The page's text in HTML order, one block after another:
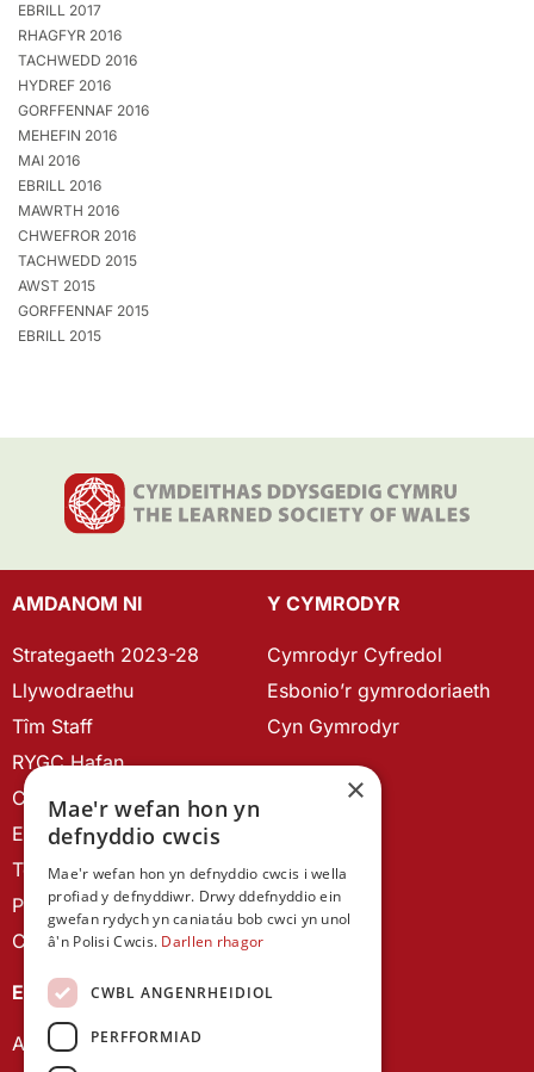
EBRILL 2017
RHAGFYR 2016
TACHWEDD 2016
HYDREF 2016
GORFFENNAF 2016
MEHEFIN 2016
MAI 2016
EBRILL 2016
MAWRTH 2016
CHWEFROR 2016
TACHWEDD 2015
AWST 2015
GORFFENNAF 2015
EBRILL 2015
AMDANOM NI
Strategaeth 2023-28
Llywodraethu
Tîm Staff
RYGC Hafan
Canllawiau brandio
Ein Hanes
Telerau ac Amodau
Polisi Preifatrwydd
Cysylltu â ni
Y CYMRODYR
Cymrodyr Cyfredol
Esbonio’r gymrodoriaeth
Cyn Gymrodyr
EIN CYHOEDDIADAU
Astudiaethau Cymreig
×
Mae'r wefan hon yn
defnyddio cwcis
Mae'r wefan hon yn defnyddio cwcis i wella
profiad y defnyddiwr. Drwy ddefnyddio ein
gwefan rydych yn caniatáu bob cwci yn unol
â'n Polisi Cwcis. Darllen rhagor
CWBL ANGENRHEIDIOL
PERFFORMIAD